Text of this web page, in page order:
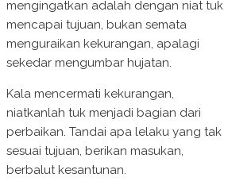
mengingatkan adalah dengan niat tuk
mencapai tujuan, bukan semata
menguraikan kekurangan, apalagi
sekedar mengumbar hujatan.
Kala mencermati kekurangan,
niatkanlah tuk menjadi bagian dari
perbaikan. Tandai apa lelaku yang tak
sesuai tujuan, berikan masukan,
berbalut kesantunan.